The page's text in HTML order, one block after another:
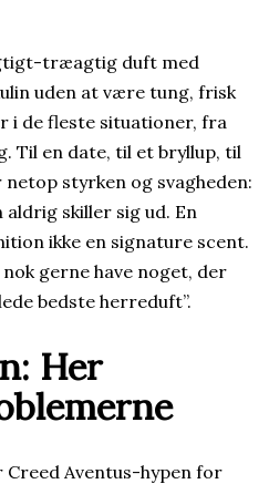
træagtig duft med
uden at være tung, frisk
i de fleste situationer, fra
Til en date, til et bryllup, til
styrken og svagheden:
aldrig skiller sig ud. En
ikke en signature scent.
gerne have noget, der
bedste herreduft”.
Her
Aventus-hypen for